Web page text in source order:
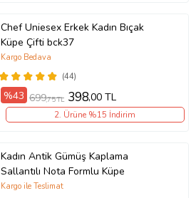
Chef Uniesex Erkek Kadın Bıçak
Küpe Çifti bck37
(44)
Kargo Bedava
%43 699,75 TL 398,00 TL
2. Ürüne %15 İndirim
Kadın Antik Gümüş Kaplama
Sallantılı Nota Formlu Küpe
Kargo ile Teslimat